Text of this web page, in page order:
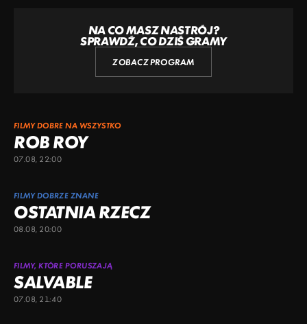
NA CO MASZ NASTRÓJ?
SPRAWDŹ, CO DZIŚ GRAMY
ZOBACZ PROGRAM
FILMY DOBRE NA WSZYSTKO
ROB ROY
07.08, 22:00
FILMY DOBRZE ZNANE
OSTATNIA RZECZ
08.08, 20:00
FILMY, KTÓRE PORUSZAJĄ
SALVABLE
07.08, 21:40